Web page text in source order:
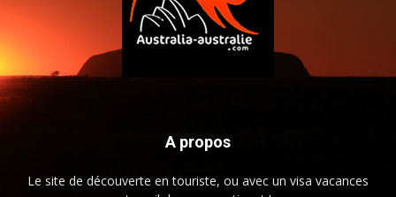
A propos
Le site de découverte en touriste, ou avec un visa vacances